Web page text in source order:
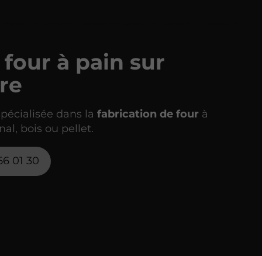
à pain sur
dans lafabrication de four à
bois ou pellet.
01 30